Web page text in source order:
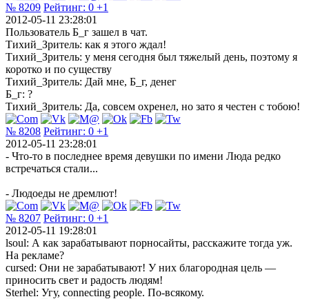
№ 8209 Рейтинг: 0 +1
2012-05-11 23:28:01
Пользователь Б_г зашел в чат.
Тихий_Зритель: как я этого ждал!
Тихий_Зритель: у меня сегодня был тяжелый день, поэтому я
коротко и по существу
Тихий_Зритель: Дай мне, Б_г, денег
Б_г: ?
Тихий_Зритель: Да, совсем охренел, но зато я честен с тобою!
№ 8208 Рейтинг: 0 +1
2012-05-11 23:28:01
- Что-то в последнее время девушки по имени Люда редко
встречаться стали...
- Людоеды не дремлют!
№ 8207 Рейтинг: 0 +1
2012-05-11 19:28:01
lsoul: А как зарабатывают порносайты, расскажите тогда уж.
На рекламе?
cursed: Они не зарабатывают! У них благородная цель —
приносить свет и радость людям!
Sterhel: Угу, connecting people. По-всякому.